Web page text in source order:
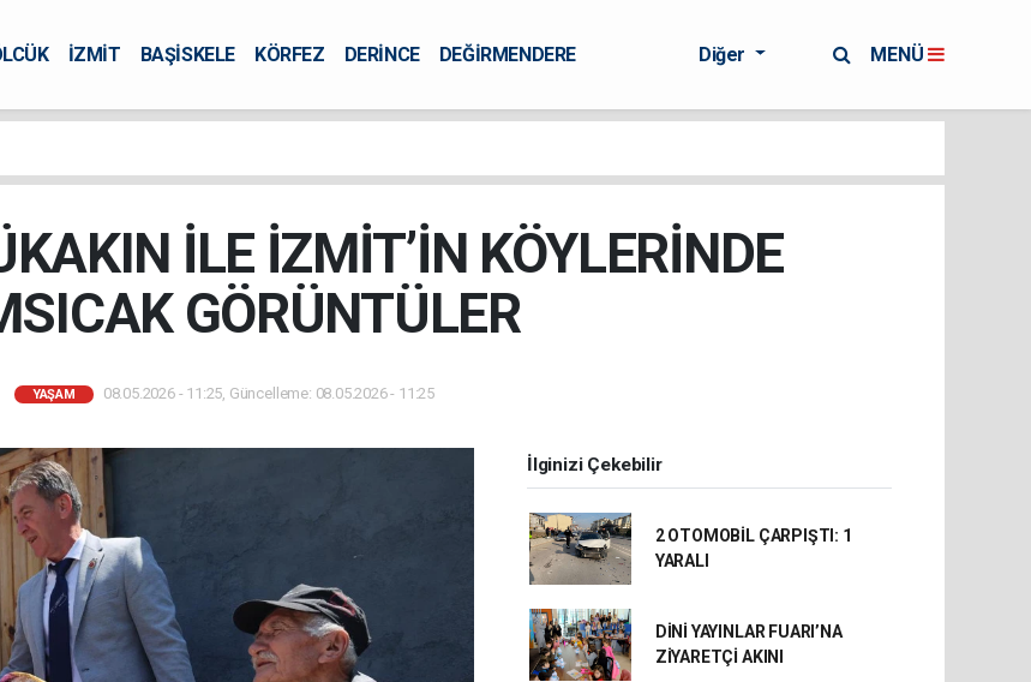
İZMİT BAŞİSKELE KÖRFEZ DERİNCE
DEĞİRMENDERE
Diğer MENÜ
İLE İZMİT’İN KÖYLERİNDE
GÖRÜNTÜLER
YAŞAM 08.05.2026 - 11:25, Güncelleme: 08.05.2026 - 11:25
İlginizi Çekebilir
2 OTOMOBİL ÇARPIŞTI: 1
YARALI
DİNİ YAYINLAR FUARI’NA
ZİYARETÇİ AKINI